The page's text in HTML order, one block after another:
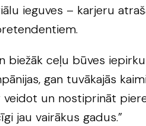
ieguves – karjeru
biežāk ceļu būves
gan tuvākajās
un nostiprināt
jau vairākus gadus.”